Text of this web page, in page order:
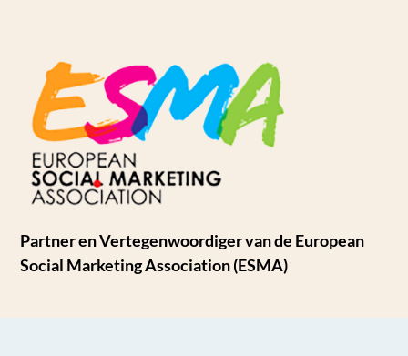
Partner en Vertegenwoordiger van de European
Social Marketing Association (ESMA)